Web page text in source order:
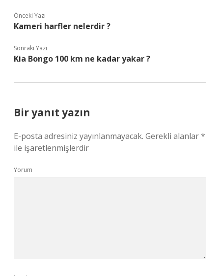
Önceki Yazı
Kameri harfler nelerdir ?
Sonraki Yazı
Kia Bongo 100 km ne kadar yakar ?
Bir yanıt yazın
E-posta adresiniz yayınlanmayacak. Gerekli alanlar*
ile işaretlenmişlerdir
Yorum